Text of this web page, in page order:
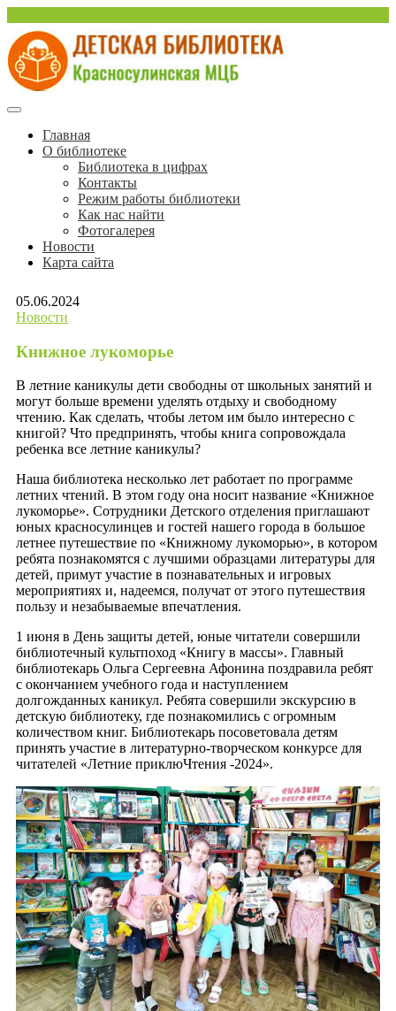
содержимому
Детская библиотека
Красносулинской МЦБ
Красносулинская Детская библиотека
Главная
О библиотеке
Библиотека в цифрах
Контакты
Режим работы библиотеки
Как нас найти
Фотогалерея
Новости
Карта сайта
05.06.2024
Новости
Книжное лукоморье
В летние каникулы дети свободны от школьных занятий и
могут больше времени уделять отдыху и свободному
чтению. Как сделать, чтобы летом им было интересно с
книгой? Что предпринять, чтобы книга сопровождала
ребенка все летние каникулы?
Наша библиотека несколько лет работает по программе
летних чтений. В этом году она носит название «Книжное
лукоморье». Сотрудники Детского отделения приглашают
юных красносулинцев и гостей нашего города в большое
летнее путешествие по «Книжному лукоморью», в котором
ребята познакомятся с лучшими образцами литературы для
детей, примут участие в познавательных и игровых
мероприятиях и, надеемся, получат от этого путешествия
пользу и незабываемые впечатления.
1 июня в День защиты детей, юные читатели совершили
библиотечный культпоход «Книгу в массы». Главный
библиотекарь Ольга Сергеевна Афонина поздравила ребят
с окончанием учебного года и наступлением
долгожданных каникул. Ребята совершили экскурсию в
детскую библиотеку, где познакомились с огромным
количеством книг. Библиотекарь посоветовала детям
принять участие в литературно-творческом конкурсе для
читателей «Летние приклюЧтения -2024».